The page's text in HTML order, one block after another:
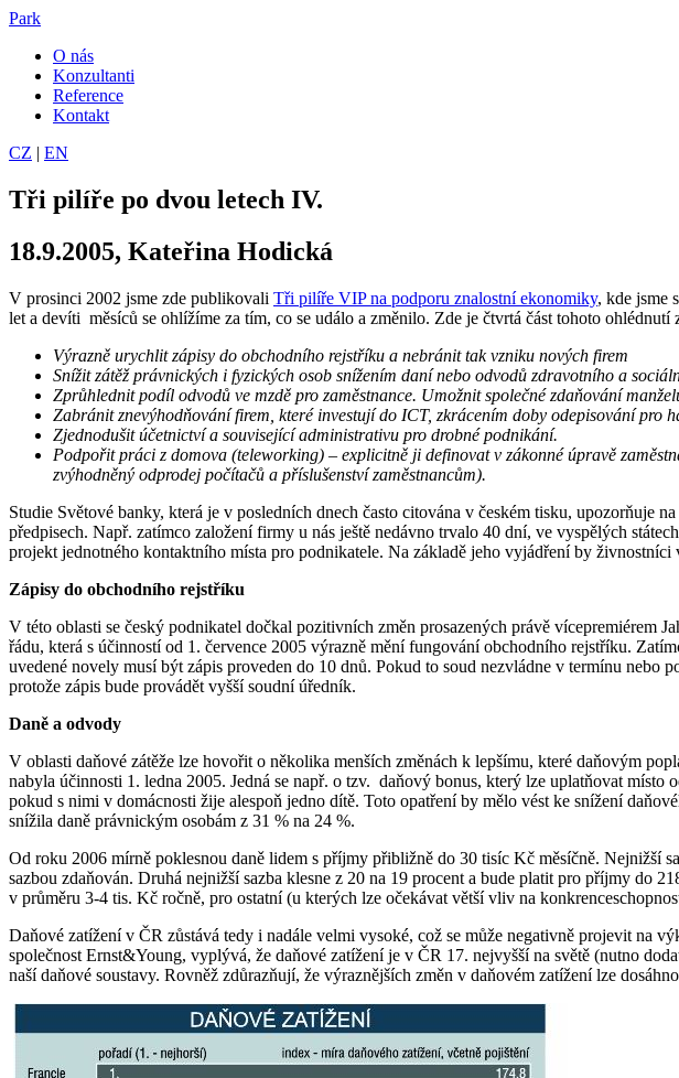
Park
O nás
Konzultanti
Reference
Kontakt
CZ | EN
Tři pilíře po dvou letech IV.
18.9.2005, Kateřina Hodická
V prosinci 2002 jsme zde publikovali Tři pilíře VIP na podporu znalostní ekonomiky, kde jsme
let a devíti měsíců se ohlížíme za tím, co se událo a změnilo. Zde je čtvrtá část tohoto ohlédnutí
Výrazně urychlit zápisy do obchodního rejstříku a nebránit tak vzniku nových firem
Snížit zátěž právnických i fyzických osob snížením daní nebo odvodů zdravotního a
Zprůhlednit podíl odvodů ve mzdě pro zaměstnance. Umožnit společné zdaňování
Zabránit znevýhodňování firem, které investují do ICT, zkrácením doby odepisování
Zjednodušit účetnictví a související administrativu pro drobné podnikání.
Podpořit práci z domova (teleworking) – explicitně ji definovat v zákonné úpravě
zvýhodněný odprodej počítačů a příslušenství zaměstnancům).
Studie Světové banky, která je v posledních dnech často citována v českém tisku,
předpisech. Např. zatímco založení firmy u nás ještě nedávno trvalo 40 dní, ve vyspělých
projekt jednotného kontaktního místa pro podnikatele. Na základě jeho vyjádření by
Zápisy do obchodního rejstříku
V této oblasti se český podnikatel dočkal pozitivních změn prosazených právě vícepremiérem
řádu, která s účinností od 1. července 2005 výrazně mění fungování obchodního rejstříku.
uvedené novely musí být zápis proveden do 10 dnů. Pokud to soud nezvládne v termínu
protože zápis bude provádět vyšší soudní úředník.
Daně a odvody
V oblasti daňové zátěže lze hovořit o několika menších změnách k lepšímu, které daňovým
nabyla účinnosti 1. ledna 2005. Jedná se např. o tzv. daňový bonus, který lze uplatňovat místo
pokud s nimi v domácnosti žije alespoň jedno dítě. Toto opatření by mělo vést ke snížení
snížila daně právnickým osobám z 31 % na 24 %.
Od roku 2006 mírně poklesnou daně lidem s příjmy přibližně do 30 tisíc Kč měsíčně. Nejnižší
sazbou zdaňován. Druhá nejnižší sazba klesne z 20 na 19 procent a bude platit pro příjmy do
v průměru 3-4 tis. Kč ročně, pro ostatní (u kterých lze očekávat větší vliv na
Daňové zatížení v ČR zůstává tedy i nadále velmi vysoké, což se může negativně projevit na
společnost Ernst&Young, vyplývá, že daňové zatížení je v ČR 17. nejvyšší na světě (nutno
naší daňové soustavy. Rovněž zdůrazňují, že výraznějších změn v daňovém zatížení lze